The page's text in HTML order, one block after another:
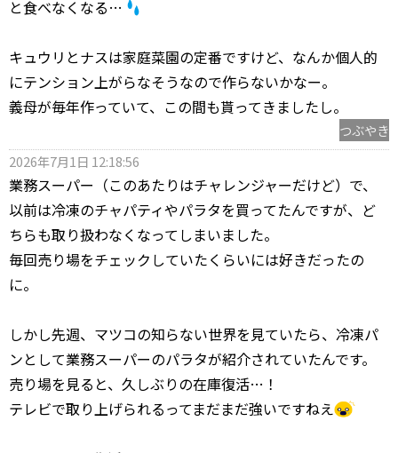
と食べなくなる…
キュウリとナスは家庭菜園の定番ですけど、なんか個人的
にテンション上がらなそうなので作らないかなー。
義母が毎年作っていて、この間も貰ってきましたし。
つぶやき
2026年7月1日 12:18:56
業務スーパー（このあたりはチャレンジャーだけど）で、
以前は冷凍のチャパティやパラタを買ってたんですが、ど
ちらも取り扱わなくなってしまいました。
毎回売り場をチェックしていたくらいには好きだったの
に。
しかし先週、マツコの知らない世界を見ていたら、冷凍パ
ンとして業務スーパーのパラタが紹介されていたんです。
売り場を見ると、久しぶりの在庫復活…！
テレビで取り上げられるってまだまだ強いですねえ